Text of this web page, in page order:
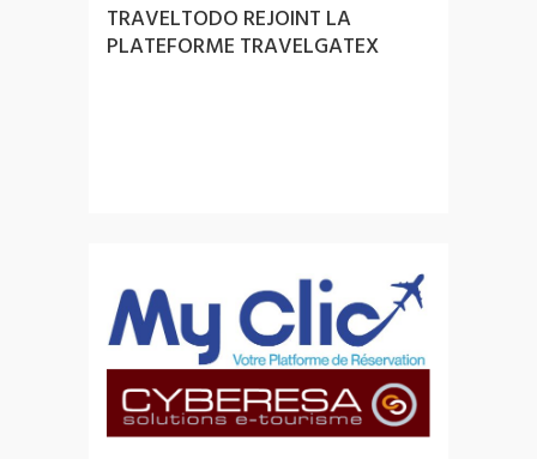
TRAVELTODO REJOINT LA
PLATEFORME TRAVELGATEX